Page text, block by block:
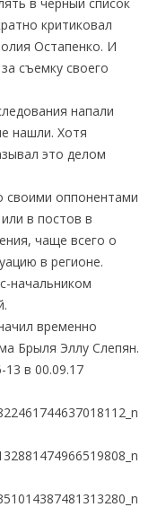
критиковал
Остапенко. И
съемку своего
напали
нашли. Хотя
это делом
своими оппонентами
в постов в
чаще всего о
в регионе.
начальником
временно
Брыля Эллу Слепян.